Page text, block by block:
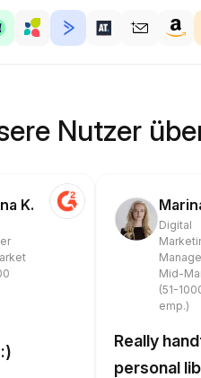
Nutzer
K.
Digital
Mid-
(51-
emp.)
Really
personal